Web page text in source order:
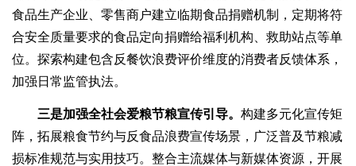
食品生产企业、零售商户建立临期食品捐赠机制，定期将符
合安全质量要求的食品定向捐赠给福利机构、救助站点等单
位。探索构建包含反餐饮浪费评价维度的消费者反馈体系，
加强日常监管执法。
三是加强全社会爱粮节粮宣传引导。 构建多元化宣传矩
阵，拓展粮食节约与反食品浪费宣传场景，广泛普及节粮减
损标准规范与实用技巧。整合主流媒体与新媒体资源，开展